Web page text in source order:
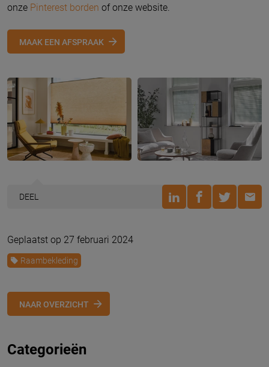
onze Pinterest borden of onze website.
MAAK EEN AFSPRAAK
DEEL
Geplaatst op 27 februari 2024
Raambekleding
NAAR OVERZICHT
Categorieën